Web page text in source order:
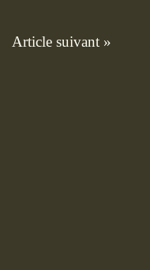
Article suivant »